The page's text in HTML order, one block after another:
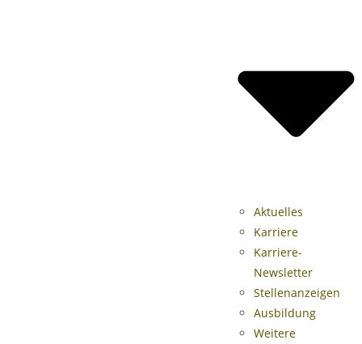
Aktuelles
Karriere
Karriere-
Newsletter
Stellenanzeigen
Ausbildung
Weitere